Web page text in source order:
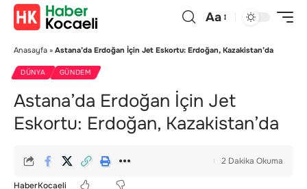
Aa
Anasayfa » Astana’da Erdoğan İçin Jet Eskortu: Erdoğan, Kazakistan’da
DÜNYA GÜNDEM
Astana’da Erdoğan İçin Jet
Eskortu: Erdoğan, Kazakistan’da
HaberKocaeli
2 Dakika Okuma